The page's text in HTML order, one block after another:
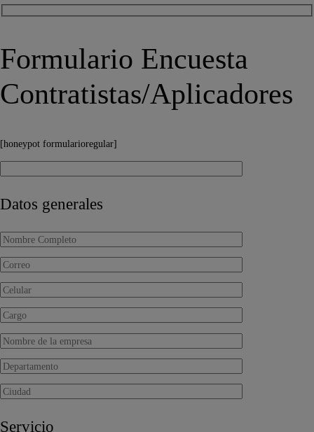
Formulario Encuesta
Contratistas/Aplicadores
[honeypot formularioregular]
Datos generales
Servicio